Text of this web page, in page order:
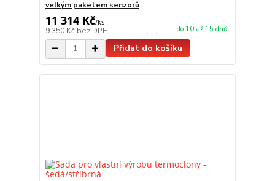
velkým paketem senzorů
11 314 Kč/ks
9 350 Kč bez DPH do 10 až 15 dnů
Přidat do košíku